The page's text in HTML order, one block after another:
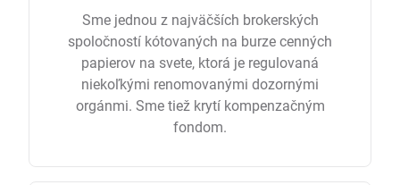
Sme jednou z najväčších brokerských
spoločností kótovaných na burze cenných
papierov na svete, ktorá je regulovaná
niekoľkými renomovanými dozornými
orgánmi. Sme tiež krytí kompenzačným
fondom.